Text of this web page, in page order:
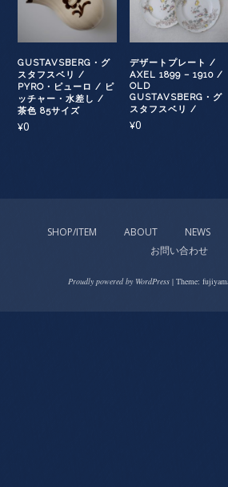
GUSTAVSBERG・グ
スタフスベリ /
PYRO・ピューロ / ピ
ッチャー・水差し /
茶色 85サイズ
¥0
デザートプレート /
AXEL 1899 – 1910 /
OLD
GUSTAVSBERG・グ
スタフスベリ /
¥0
SHOP/ITEM ABOUT NEWS
お問い合わせ
Proudly powered by WordPress | Theme: